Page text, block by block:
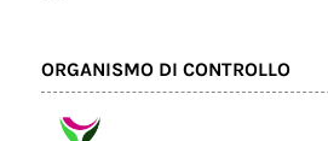
ORGANISMO DI CONTROLLO